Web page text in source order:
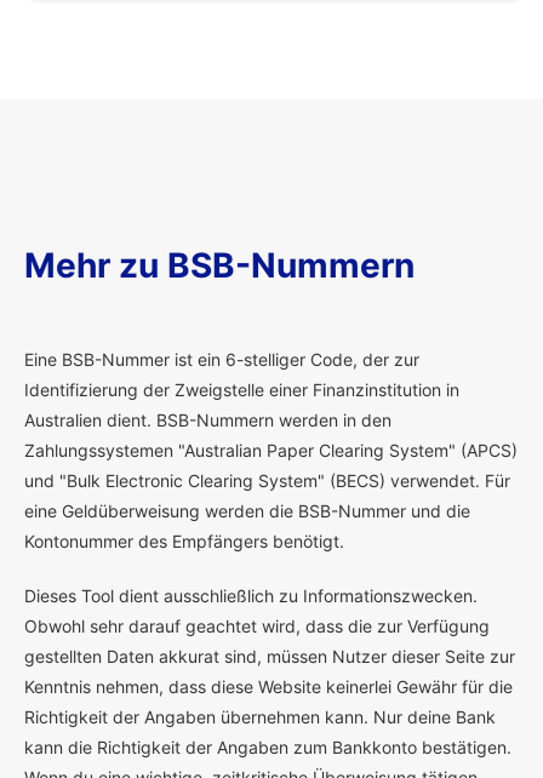
Mehr zu BSB-Nummern
Eine BSB-Nummer ist ein 6-stelliger Code, der zur
Identifizierung der Zweigstelle einer Finanzinstitution in
Australien dient. BSB-Nummern werden in den
Zahlungssystemen "Australian Paper Clearing System" (APCS)
und "Bulk Electronic Clearing System" (BECS) verwendet. Für
eine Geldüberweisung werden die BSB-Nummer und die
Kontonummer des Empfängers benötigt.
Dieses Tool dient ausschließlich zu Informationszwecken.
Obwohl sehr darauf geachtet wird, dass die zur Verfügung
gestellten Daten akkurat sind, müssen Nutzer dieser Seite zur
Kenntnis nehmen, dass diese Website keinerlei Gewähr für die
Richtigkeit der Angaben übernehmen kann. Nur deine Bank
kann die Richtigkeit der Angaben zum Bankkonto bestätigen.